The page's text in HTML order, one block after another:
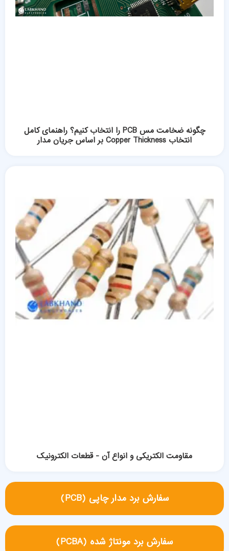
چگونه ضخامت مس PCB را انتخاب کنیم؟ راهنمای کامل
انتخاب Copper Thickness بر اساس جریان مدار
مقاومت الکتریکی و انواع آن - قطعات الکترونیک
سفارش برد مدار چاپی (PCB)
سفارش برد مونتاژ شده (PCBA)